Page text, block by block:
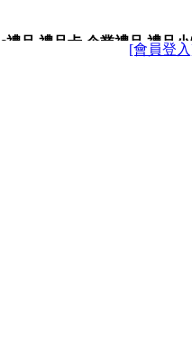
,禮品卡,企業禮品,禮品小
[會員登